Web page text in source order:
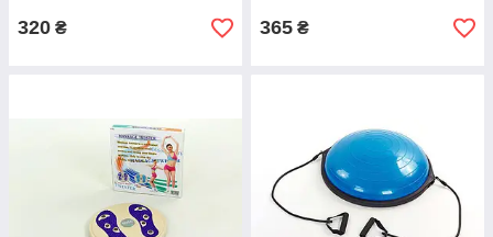
320 ₴ 365 ₴